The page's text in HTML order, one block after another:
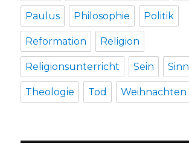
Paulus Philosophie Politik
Reformation Religion
Religionsunterricht Sein Sinn
Theologie Tod Weihnachten